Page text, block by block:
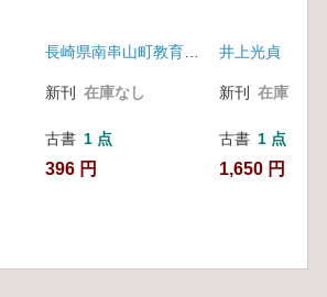
新刊 在庫なし
古書 1 点
396 円
井上光貞
新刊 在庫なし
古書 1 点
1,650 円